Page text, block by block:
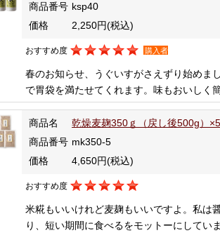
商品番号 ksp40
価格
2,250円(税込)
おすすめ度 購入者
春のお知らせ、うぐいすがさえずり始めま
で胃袋を満たせてくれます。味もおいしく
商品名
乾燥麦麹350ｇ（戻し後500g）
商品番号 mk350-5
価格
4,650円(税込)
おすすめ度
米糀もいいけれど麦麹もいいですよ。私は
り、短い期間に食べるをモットーにしていま